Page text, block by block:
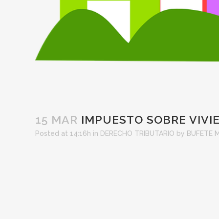
15 MAR IMPUESTO SOBRE
Posted at 14:16h in DERECHO TRIBUTARIO by BUFETE